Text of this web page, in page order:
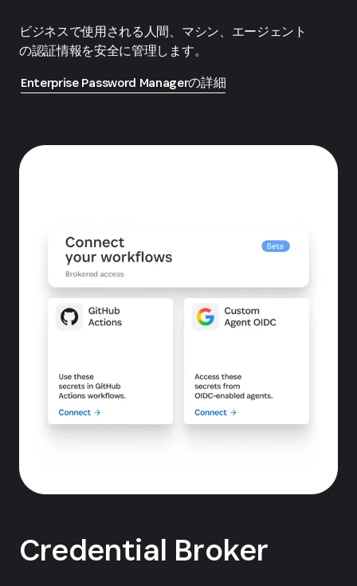
ビジネスで使用される人間、マシン、エージェント
の認証情報を安全に管理します。
Enterprise Password Managerの詳細
Credential Broker